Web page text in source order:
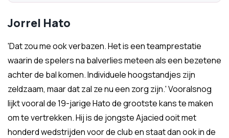
Jorrel Hato
'Dat zou me ook verbazen. Het is een teamprestatie
waarin de spelers na balverlies meteen als een bezetene
achter de bal komen. Individuele hoogstandjes zijn
zeldzaam, maar dat zal ze nu een zorg zijn.' Vooralsnog
lijkt vooral de 19-jarige Hato de grootste kans te maken
om te vertrekken. Hij is de jongste Ajacied ooit met
honderd wedstrijden voor de club en staat dan ook in de